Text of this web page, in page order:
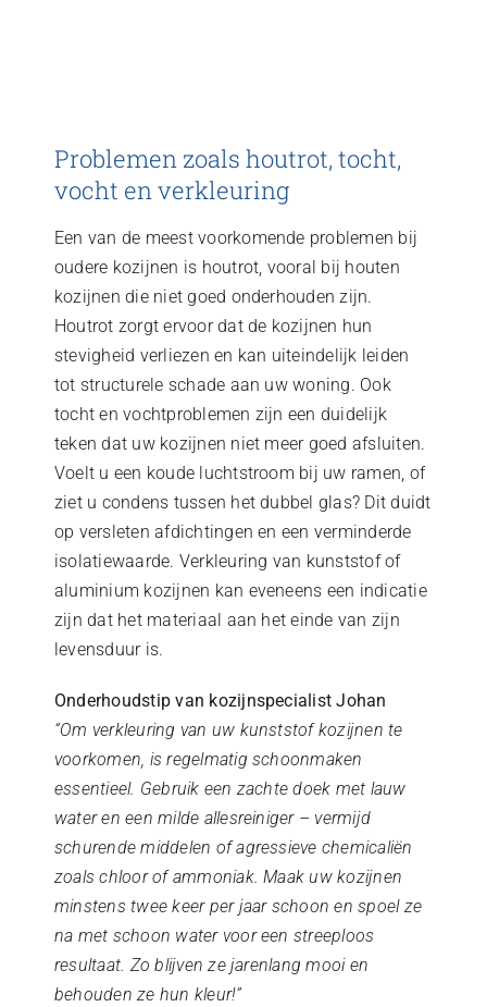
Problemen zoals houtrot, tocht,
vocht en verkleuring
Een van de meest voorkomende problemen bij
oudere kozijnen is houtrot, vooral bij houten
kozijnen die niet goed onderhouden zijn.
Houtrot zorgt ervoor dat de kozijnen hun
stevigheid verliezen en kan uiteindelijk leiden
tot structurele schade aan uw woning. Ook
tocht en vochtproblemen zijn een duidelijk
teken dat uw kozijnen niet meer goed afsluiten.
Voelt u een koude luchtstroom bij uw ramen, of
ziet u condens tussen het dubbel glas? Dit duidt
op versleten afdichtingen en een verminderde
isolatiewaarde. Verkleuring van kunststof of
aluminium kozijnen kan eveneens een indicatie
zijn dat het materiaal aan het einde van zijn
levensduur is.
Onderhoudstip van kozijnspecialist Johan
“Om verkleuring van uw kunststof kozijnen te
voorkomen, is regelmatig schoonmaken
essentieel. Gebruik een zachte doek met lauw
water en een milde allesreiniger – vermijd
schurende middelen of agressieve chemicaliën
zoals chloor of ammoniak. Maak uw kozijnen
minstens twee keer per jaar schoon en spoel ze
na met schoon water voor een streeploos
resultaat. Zo blijven ze jarenlang mooi en
behouden ze hun kleur!”